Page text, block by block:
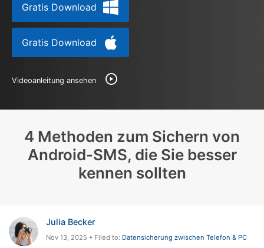
Gratis Download
Gratis Download
Videoanleitung ansehen
4 Methoden zum Sichern von
Android-SMS, die Sie besser
kennen sollten
Julia Becker
Nov 13, 2025 • Filed to: Datensicherung zwischen Telefon & PC